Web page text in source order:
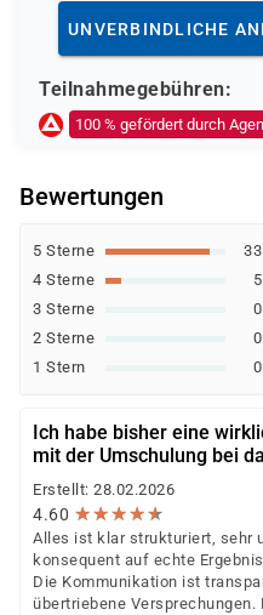
Deutsche
Europäischer
Weitere öffentliche
Ob eine Förderung oder
individuellen Prüfung Ihrer
Voraussetzungen und
UNVERBINDLICHE
Teilnahmegebühren:
100 % gefördert durch
Bewertungen
5 Sterne
33
4 Sterne
5
3 Sterne
0
2 Sterne
0
1 Stern
0
Ich habe bisher eine
mit der Umschulung bei
Erstellt: 28.02.2026
4.60 ★★★★★
★★★★★
Alles ist klar strukturiert, sehr
konsequent auf echte
Die Kommunikation ist
übertriebene